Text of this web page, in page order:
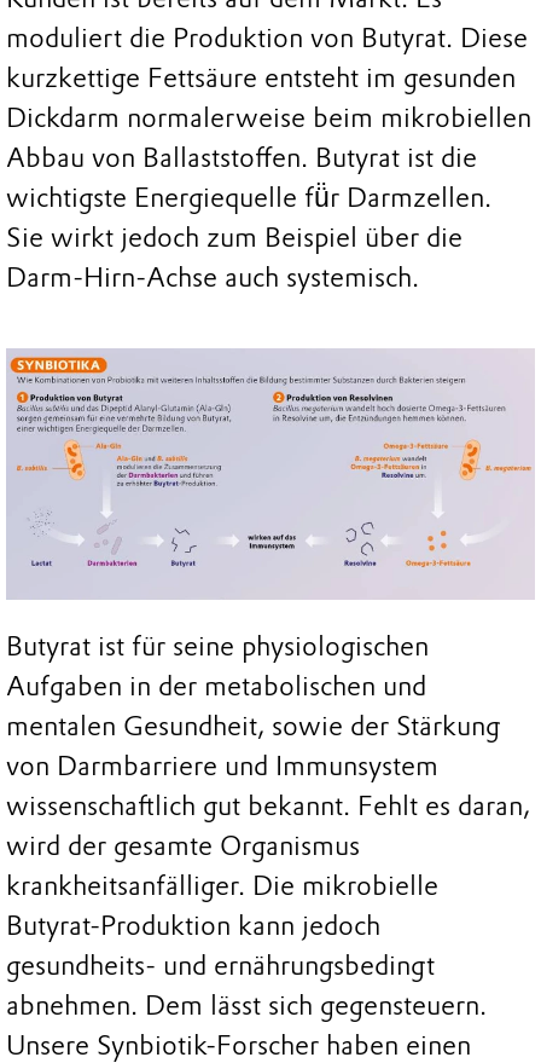
moduliert die Produktion von Butyrat. Diese
kurzkettige Fettsäure entsteht im gesunden
Dickdarm normalerweise beim mikrobiellen
Abbau von Ballaststoffen. Butyrat ist die
wichtigste Energiequelle fü̈r Darmzellen.
Sie wirkt jedoch zum Beispiel über die
Darm-Hirn-Achse auch systemisch.
Butyrat ist für seine physiologischen
Aufgaben in der metabolischen und
mentalen Gesundheit, sowie der Stärkung
von Darmbarriere und Immunsystem
wissenschaftlich gut bekannt. Fehlt es daran,
wird der gesamte Organismus
krankheitsanfälliger. Die mikrobielle
Butyrat-Produktion kann jedoch
gesundheits- und ernährungsbedingt
abnehmen. Dem lässt sich gegensteuern.
Unsere Synbiotik-Forscher haben einen